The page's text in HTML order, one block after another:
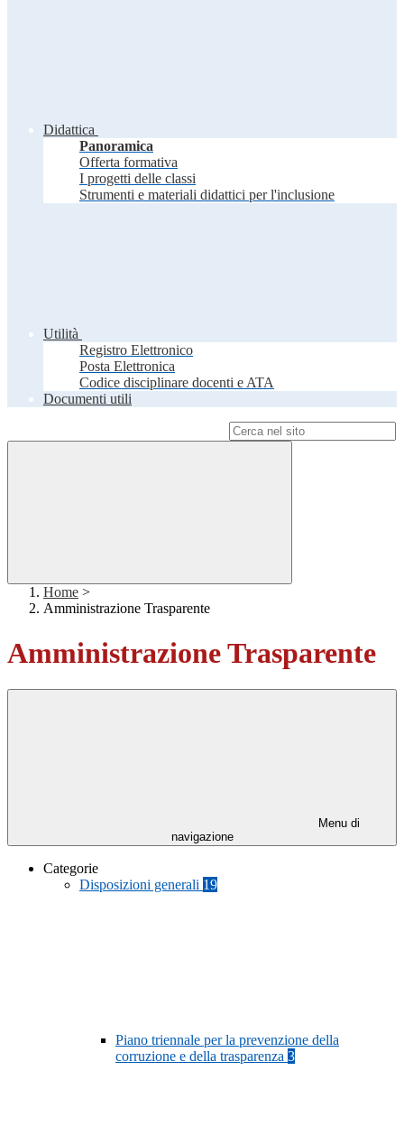
Didattica
Panoramica
Offerta formativa
I progetti delle classi
Strumenti e materiali didattici per l'inclusione
Utilità
Registro Elettronico
Posta Elettronica
Codice disciplinare docenti e ATA
Documenti utili
Home >
Amministrazione Trasparente
Amministrazione Trasparente
Menu di
navigazione
Categorie
Disposizioni generali 19
Piano triennale per la prevenzione della
corruzione e della trasparenza 3